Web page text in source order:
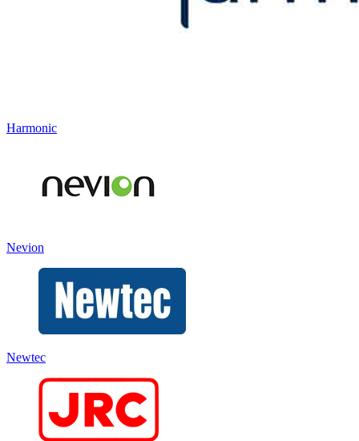
Harmonic
Nevion
Newtec